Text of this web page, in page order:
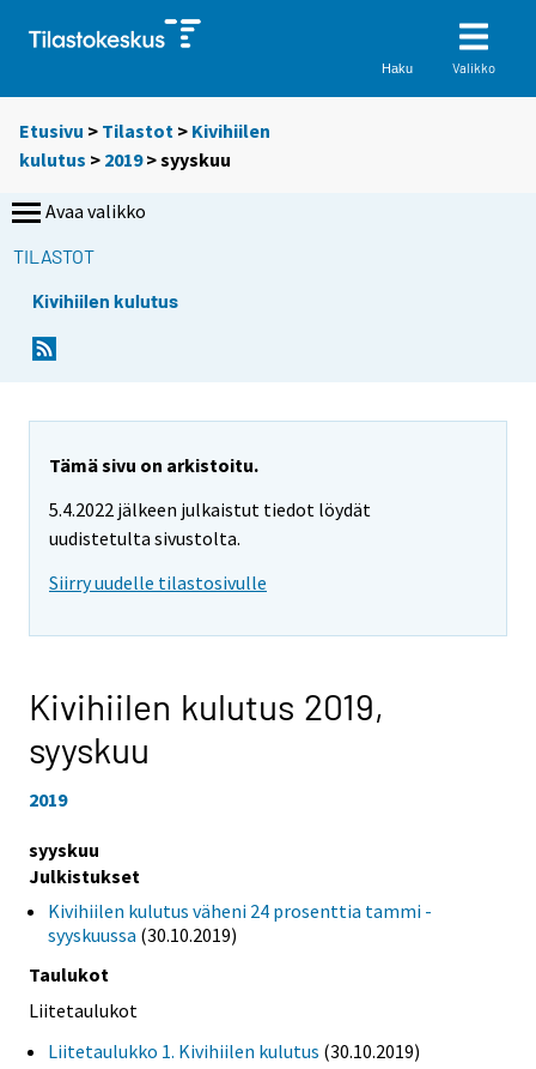
Haku Valikko
Etusivu > Tilastot > Kivihiilen
kulutus > 2019>syyskuu
Avaa valikko
TILASTOT
Kivihiilen kulutus
Tämä sivu on arkistoitu.
5.4.2022 jälkeen julkaistut tiedot löydät
uudistetulta sivustolta.
Siirry uudelle tilastosivulle
Kivihiilen kulutus 2019,
syyskuu
2019
syyskuu
Julkistukset
Kivihiilen kulutus väheni 24 prosenttia tammi -
syyskuussa (30.10.2019)
Taulukot
Liitetaulukot
Liitetaulukko 1. Kivihiilen kulutus (30.10.2019)